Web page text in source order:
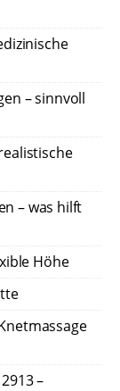
– sinnvoll
– was hilft
Höhe
–